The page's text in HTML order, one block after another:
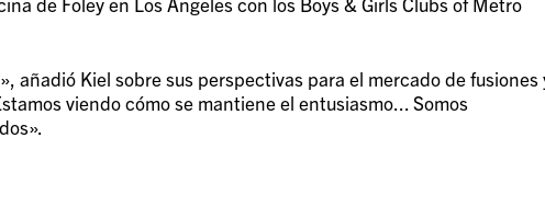
añadió Kiel sobre sus perspectivas para el mercado de fusiones
viendo cómo se mantiene el entusiasmo... Somos